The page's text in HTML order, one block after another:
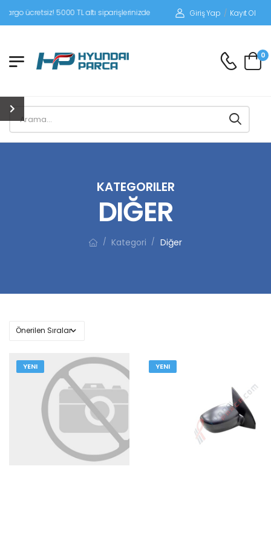
5000 TL altı siparişlerinizde siparişleriniz alıcı ödemeli gönderilir.
Giriş Yap / Kayıt Ol
0
KATEGORILER
DIĞER
/ Kategori / Diğer
YENI YENI